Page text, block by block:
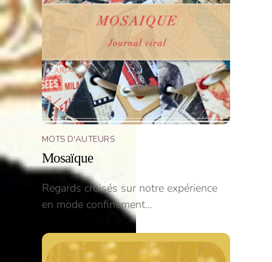
MOTS D'AUTEURS
Mosaïque
Regards croisés sur notre expérience
en mode confinement…